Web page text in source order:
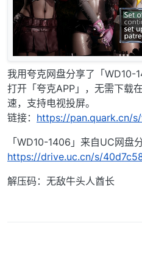
我用夸克网盘分享了「WD10-
打开「夸克APP」，无需下载
速，支持电视投屏。
链接： https://pan.quark.cn/
「WD10-1406」来自UC网盘
https://drive.uc.cn/s/
解压码：无敌牛头人酋长